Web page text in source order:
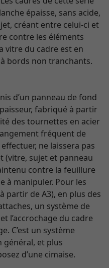
épaisse, sans acide,
créant entre celui-ci et
contre les éléments
vitre du cadre est en
bords non tranchants.
d’un panneau de fond
fabriqué à partir
des tournettes en acier
fréquent de
ne laissera pas
(vitre, sujet et panneau
contre la feuillure
à manipuler. Pour les
partir de A3), en plus des
un système de
l’accrochage du cadre
C’est un système
et plus
d’une cimaise.